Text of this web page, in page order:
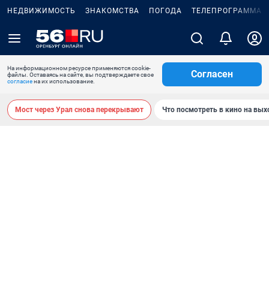
НЕДВИЖИМОСТЬ ЗНАКОМСТВА ПОГОДА ТЕЛЕПРОГРАММА
На информационном ресурсе применяются cookie-
файлы. Оставаясь на сайте, вы подтверждаете свое
согласиена их использование.
Согласен
Мост через Урал снова перекрывают Что посмотреть в кино на